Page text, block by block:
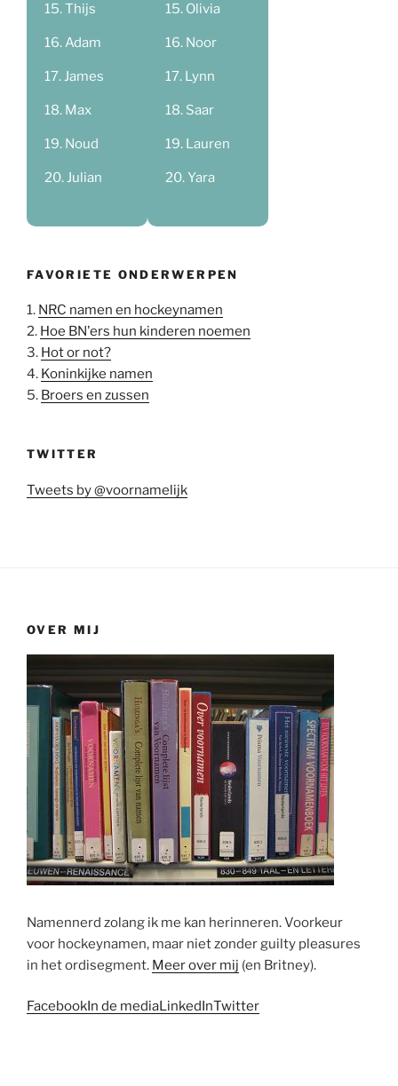
Thijs
Adam
James
Max
Noud
Julian
Olivia
Noor
Lynn
Saar
Lauren
Yara
FAVORIETE ONDERWERPEN
1. NRC namen en hockeynamen
2. Hoe BN'ers hun kinderen noemen
3. Hot or not?
4. Koninkijke namen
5. Broers en zussen
TWITTER
Tweets by @voornamelijk
OVER MIJ
Namennerd zolang ik me kan herinneren. Voorkeur
voor hockeynamen, maar niet zonder guilty pleasures
in het ordisegment. Meer over mij (en Britney).
FacebookIn de mediaLinkedInTwitter